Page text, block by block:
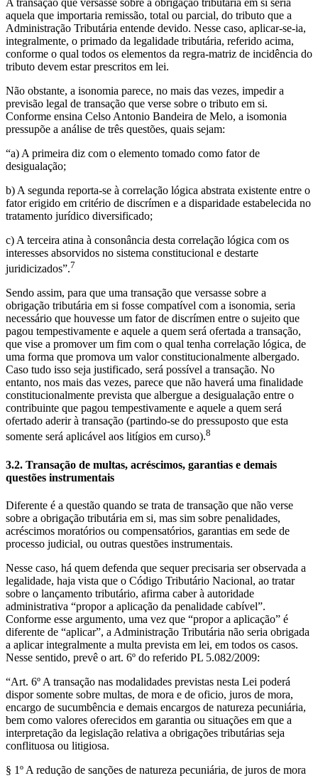
aquela que importaria remissão, total ou parcial, do tributo que a
Administração Tributária entende devido. Nesse caso, aplicar-se-ia,
integralmente, o primado da legalidade tributária, referido acima,
conforme o qual todos os elementos da regra-matriz de incidência do
tributo devem estar prescritos em lei.
Não obstante, a isonomia parece, no mais das vezes, impedir a
previsão legal de transação que verse sobre o tributo em si.
Conforme ensina Celso Antonio Bandeira de Melo, a isomonia
pressupõe a análise de três questões, quais sejam:
“a) A primeira diz com o elemento tomado como fator de
desigualação;
b) A segunda reporta-se à correlação lógica abstrata existente entre o
fator erigido em critério de discrímen e a disparidade estabelecida no
tratamento jurídico diversificado;
c) A terceira atina à consonância desta correlação lógica com os
interesses absorvidos no sistema constitucional e destarte
juridicizados”.7
Sendo assim, para que uma transação que versasse sobre a
obrigação tributária em si fosse compatível com a isonomia, seria
necessário que houvesse um fator de discrímen entre o sujeito que
pagou tempestivamente e aquele a quem será ofertada a transação,
que vise a promover um fim com o qual tenha correlação lógica, de
uma forma que promova um valor constitucionalmente albergado.
Caso tudo isso seja justificado, será possível a transação. No
entanto, nos mais das vezes, parece que não haverá uma finalidade
constitucionalmente prevista que albergue a desigualação entre o
contribuinte que pagou tempestivamente e aquele a quem será
ofertado aderir à transação (partindo-se do pressuposto que esta
somente será aplicável aos litígios em curso).8
3.2. Transação de multas, acréscimos, garantias e demais
questões instrumentais
Diferente é a questão quando se trata de transação que não verse
sobre a obrigação tributária em si, mas sim sobre penalidades,
acréscimos moratórios ou compensatórios, garantias em sede de
processo judicial, ou outras questões instrumentais.
Nesse caso, há quem defenda que sequer precisaria ser observada a
legalidade, haja vista que o Código Tributário Nacional, ao tratar
sobre o lançamento tributário, afirma caber à autoridade
administrativa “propor a aplicação da penalidade cabível”.
Conforme esse argumento, uma vez que “propor a aplicação” é
diferente de “aplicar”, a Administração Tributária não seria obrigada
a aplicar integralmente a multa prevista em lei, em todos os casos.
Nesse sentido, prevê o art. 6º do referido PL 5.082/2009:
“Art. 6º A transação nas modalidades previstas nesta Lei poderá
dispor somente sobre multas, de mora e de oficio, juros de mora,
encargo de sucumbência e demais encargos de natureza pecuniária,
bem como valores oferecidos em garantia ou situações em que a
interpretação da legislação relativa a obrigações tributárias seja
conflituosa ou litigiosa.
§ 1º A redução de sanções de natureza pecuniária, de juros de mora